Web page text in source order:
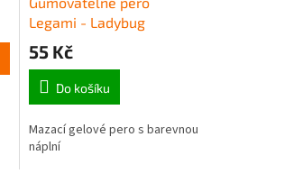
Legami - Ladybug
(červená)
55 Kč
Do košíku
Mazací gelové pero s barevnou
náplní